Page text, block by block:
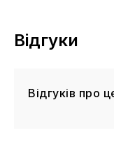
Відгуки
Відгуків про